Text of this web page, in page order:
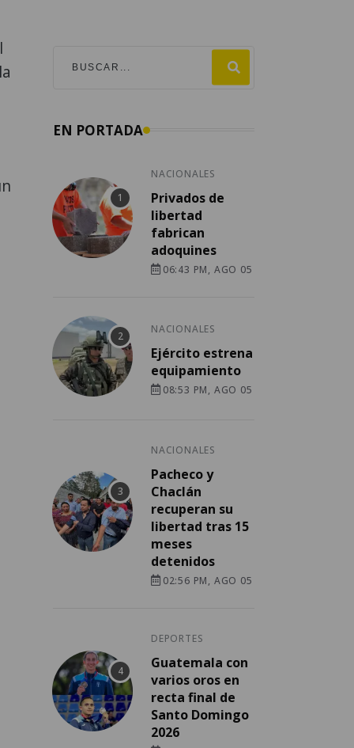
EN PORTADA
NACIONALES
Privados de
libertad
fabrican
adoquines
06:43 PM, AGO 05
NACIONALES
Ejército estrena
equipamiento
08:53 PM, AGO 05
NACIONALES
Pacheco y
Chaclán
recuperan su
libertad tras 15
meses
detenidos
02:56 PM, AGO 05
DEPORTES
Guatemala con
varios oros en
recta final de
Santo Domingo
2026